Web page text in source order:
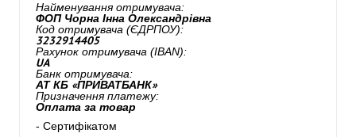
Найменування отримувача:
ФОП Чорна Інна Олександрівна
Код отримувача (ЄДРПОУ):
3232914405
Рахунок отримувача (IBAN):
UA
Банк отримувача:
АТ КБ «ПРИВАТБАНК»
Призначення платежу:
Оплата за товар
- Сертифікатом